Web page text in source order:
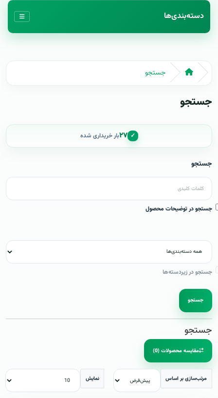
دسته‌بندی‌ها
جستجو
جستجو
✓ ۲۷بار خریداری شده
جستجو
جستجو در توضیحات محصول
جستجو در زیردسته‌ها
جستجو
جستجو
مقایسه محصولات (0)
مرتب‌سازی بر اساس نمایش